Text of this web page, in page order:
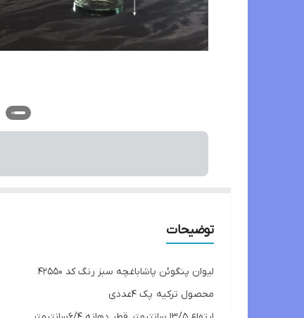
توضیحات
لیوان پنگوئن پاشاباغچه سبز رنگ کد 42550
محصول ترکیه پک 4عددی